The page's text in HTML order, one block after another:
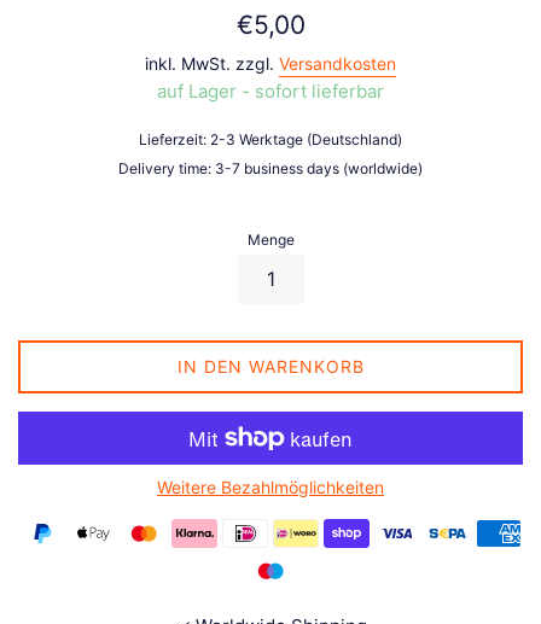
Normaler
Preis
€5,00
inkl. MwSt. zzgl. Versandkosten
auf Lager - sofort lieferbar
Lieferzeit: 2-3 Werktage (Deutschland)
Delivery time: 3-7 business days (worldwide)
Menge
IN DEN WARENKORB
Weitere Bezahlmöglichkeiten